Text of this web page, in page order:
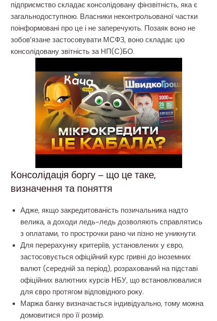
підприємство складає консолідовану фінзвітність, яка є
загальнодоступною. Власники неконтрольованої частки
поінформовані про це і не заперечують. Позаяк воно не
зобов’язане застосовувати МСФЗ, воно складає цю
консолідовану звітність за НП(С)БО.
Консолідація боргу – що це таке,
визначення та поняття
Адже, якщо закредитованість позичальника надто
велика, а доходи ледь-ледь дозволяють справлятись
з оплатами, то прострочки рано чи пізно не уникнути.
Для перерахунку критеріїв, установлених у євро,
застосовується офіційний курс гривні до іноземних
валют (середній за період), розрахований на підставі
офіційних валютних курсів НБУ, що встановлювалися
для євро протягом відповідного року.
Маржа банку визначається індивідуально, тому можна
домовитися про її розмір.